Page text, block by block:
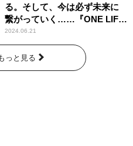
る。そして、今は必ず未来に
繋がっていく……『ONE LIFE
奇跡が繋いだ6000の命』
2024.06.21
っと見る